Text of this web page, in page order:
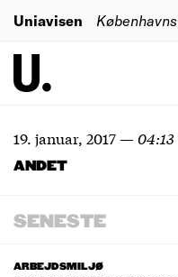
Uniavisen
19. januar, 2017—04:13
ANDET
SENESTE
ARBEJDSMILJØ